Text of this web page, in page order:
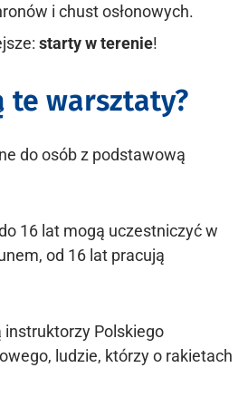
i chust osłonowych.
starty w terenie!
te warsztaty?
do osób z podstawową
16 lat mogą uczestniczyć w
od 16 lat pracują
Polskiego
ludzie, którzy o rakietach